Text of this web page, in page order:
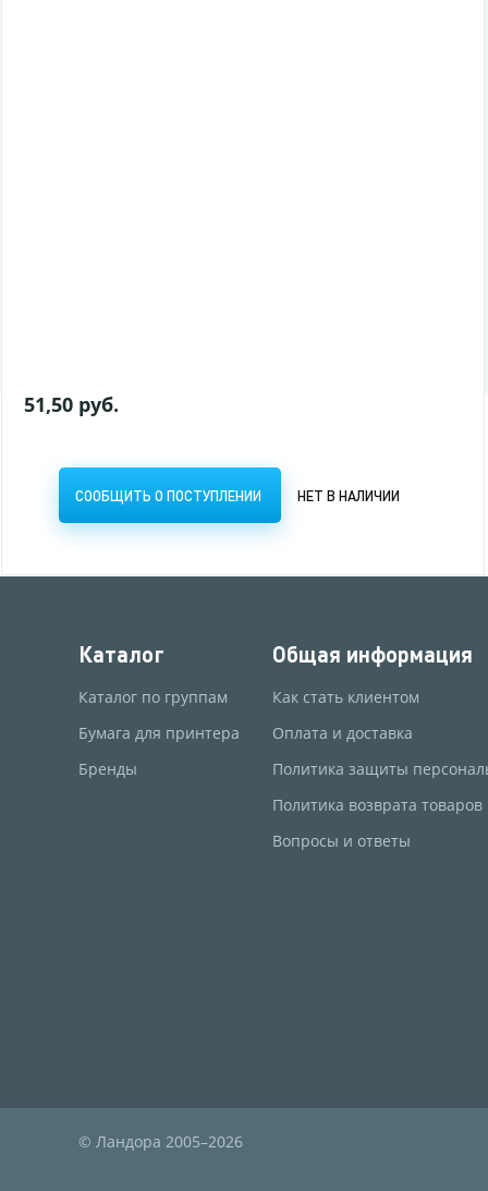
51,50 руб.
СООБЩИТЬ О ПОСТУПЛЕНИИ НЕТ В НАЛИЧИИ
Каталог
Каталог по группам
Бумага для принтера
Бренды
Общая информация
Как стать клиентом
Оплата и доставка
Политика защиты
Политика возврата
Вопросы и ответы
© Ландора 2005–2026